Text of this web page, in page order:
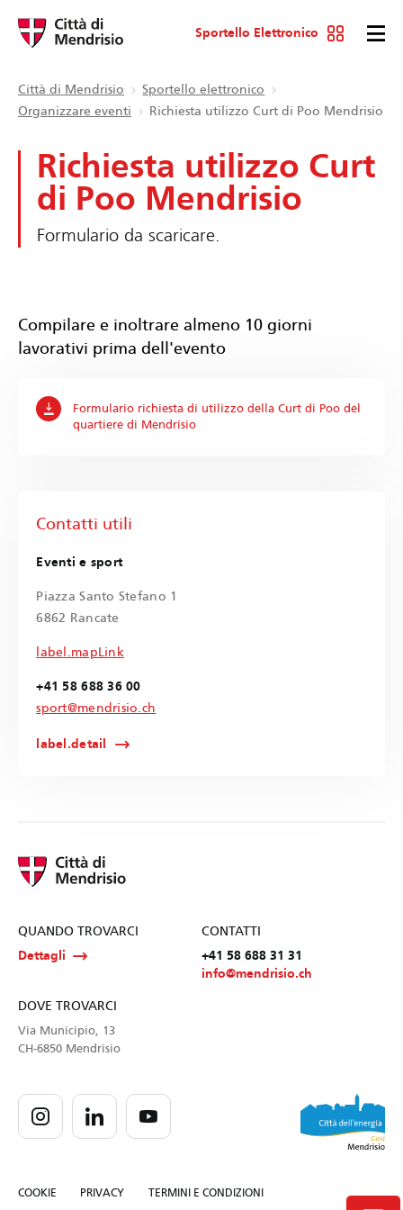
Sportello Elettronico
Città di Mendrisio
Sportello elettronico
Organizzare eventi
Richiesta utilizzo Curt di Poo Mendrisio
Richiesta utilizzo Curt
di Poo Mendrisio
Formulario da scaricare.
Compilare e inoltrare almeno 10 giorni
lavorativi prima dell'evento
Formulario richiesta di utilizzo della Curt di Poo del
quartiere di Mendrisio
Contatti utili
Eventi e sport
Piazza Santo Stefano 1
6862 Rancate
label.mapLink
+41 58 688 36 00
sport@mendrisio.ch
label.detail
QUANDO TROVARCI
Dettagli
CONTATTI
+41 58 688 31 31
info@mendrisio.ch
DOVE TROVARCI
Via Municipio, 13
CH-6850 Mendrisio
COOKIE PRIVACY TERMINI E CONDIZIONI